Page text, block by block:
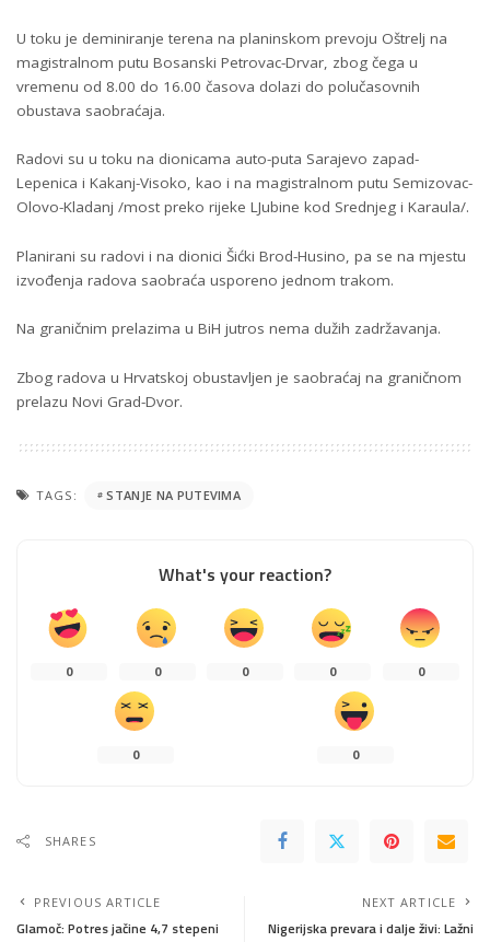
U toku je deminiranje terena na planinskom prevoju Oštrelj na
magistralnom putu Bosanski Petrovac-Drvar, zbog čega u
vremenu od 8.00 do 16.00 časova dolazi do polučasovnih
obustava saobraćaja.
Radovi su u toku na dionicama auto-puta Sarajevo zapad-
Lepenica i Kakanj-Visoko, kao i na magistralnom putu Semizovac-
Olovo-Kladanj /most preko rijeke LJubine kod Srednjeg i Karaula/.
Planirani su radovi i na dionici Šićki Brod-Husino, pa se na mjestu
izvođenja radova saobraća usporeno jednom trakom.
Na graničnim prelazima u BiH jutros nema dužih zadržavanja.
Zbog radova u Hrvatskoj obustavljen je saobraćaj na graničnom
prelazu Novi Grad-Dvor.
TAGS: STANJE NA PUTEVIMA
What's your reaction?
0 0 0 0 0
0 0
SHARES
PREVIOUS ARTICLE
Glamoč: Potres jačine 4,7 stepeni
NEXT ARTICLE
Nigerijska prevara i dalje živi: Lažni